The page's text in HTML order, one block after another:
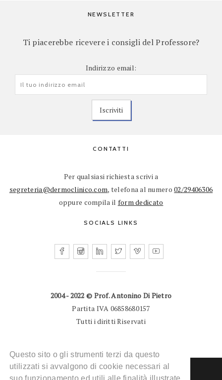
Questo sito o gli strumenti terzi da questo
utilizzati si avvalgono di cookie necessari al
suo funzionamento ed utili alle finalità illustrate
NEWSLETTER
Ti piacerebbe ricevere i consigli del Professore?
Indirizzo email:
CONTATTI
Per qualsiasi richiesta scrivi a
segreteria@dermoclinico.com, telefona al numero02/29406306
oppure compila il form dedicato
SOCIALS LINKS
2004 - 2022 © Prof. Antonino Di Pietro
Partita IVA 06858680157
Tutti i diritti Riservati